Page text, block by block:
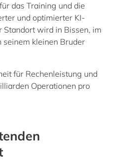
das Training und die
und optimierter KI-
Standort wird in Bissen, im
seinem kleinen Bruder
für Rechenleistung und
Operationen pro